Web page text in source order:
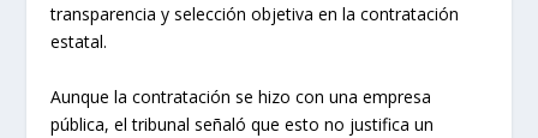
transparencia y selección objetiva en la contratación
estatal.
Aunque la contratación se hizo con una empresa
pública, el tribunal señaló que esto no justifica un